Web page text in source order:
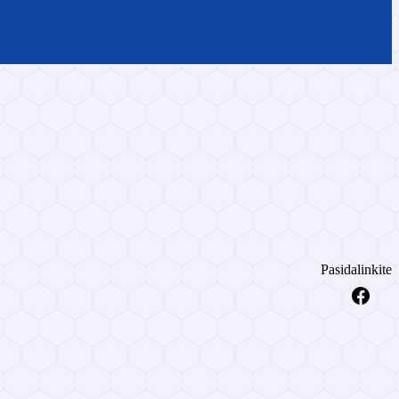
Pasidalinkite